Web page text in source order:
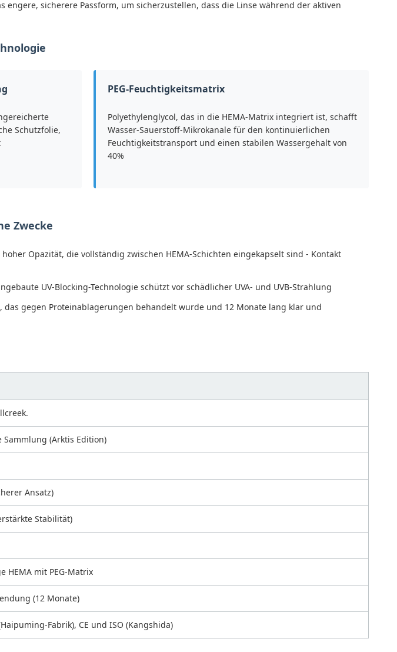
engere, sicherere Passform, um sicherzustellen, dass die Linse während der aktiven
Schutzfolie,
PEG-Feuchtigkeitsmatrix
Polyethylenglycol, das in die HEMA-Matrix integriert ist, schafft
Wasser-Sauerstoff-Mikrokanale für den kontinuierlichen
Feuchtigkeitstransport und einen stabilen Wassergehalt von
40%
Zwecke
Opazität, die vollständig zwischen HEMA-Schichten eingekapselt sind - Kontakt
UV-Blocking-Technologie schützt vor schädlicher UVA- und UVB-Strahlung
das gegen Proteinablagerungen behandelt wurde und 12 Monate lang klar und
Sammlung (Arktis Edition)
Ansatz)
Stabilität)
HEMA mit PEG-Matrix
(12 Monate)
Fabrik), CE und ISO (Kangshida)